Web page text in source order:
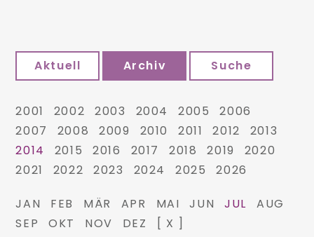
Aktuell Archiv Suche
2001 2002 2003 2004 2005
2006
2007
2008 2009 2010 2011 2012
2013
2014
2015 2016 2017 2018 2019
2020
2021
2022 2023 2024 2025 2026
JAN FEB MÄR APR MAI JUN JUL
AUG
SEP
OKT NOV DEZ [ X ]